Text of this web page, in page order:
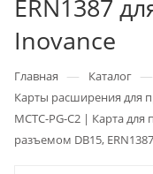
ERN1387
Inovance
Главная — Каталог —
Карты расширения для
MCTC-PG-C2 | Карта
разъемом DB15,